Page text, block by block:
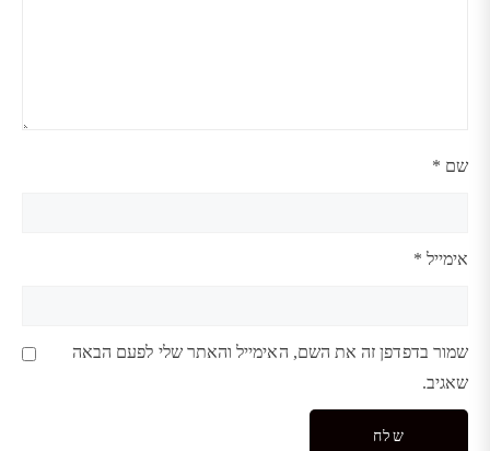
שם *
אימייל *
שמור בדפדפן זה את השם, האימייל והאתר שלי לפעם הבאה
שאגיב.